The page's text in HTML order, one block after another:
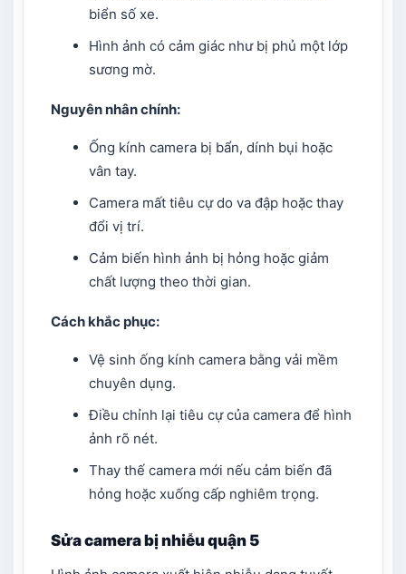
biển số xe.
Hình ảnh có cảm giác như bị phủ một lớp
sương mờ.
Nguyên nhân chính:
Ống kính camera bị bẩn, dính bụi hoặc
vân tay.
Camera mất tiêu cự do va đập hoặc thay
đổi vị trí.
Cảm biến hình ảnh bị hỏng hoặc giảm
chất lượng theo thời gian.
Cách khắc phục:
Vệ sinh ống kính camera bằng vải mềm
chuyên dụng.
Điều chỉnh lại tiêu cự của camera để hình
ảnh rõ nét.
Thay thế camera mới nếu cảm biến đã
hỏng hoặc xuống cấp nghiêm trọng.
Sửa camera bị nhiễu quận 5